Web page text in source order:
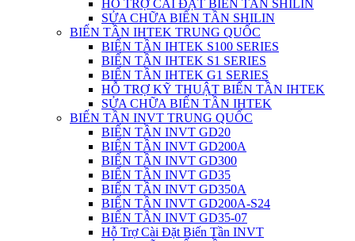
HỖ TRỢ CÀI ĐẶT BIẾN TẦN SHILIN
SỬA CHỮA BIẾN TẦN SHILIN
BIẾN TẦN IHTEK TRUNG QUỐC
BIẾN TẦN IHTEK S100 SERIES
BIẾN TẦN IHTEK S1 SERIES
BIẾN TẦN IHTEK G1 SERIES
HỖ TRỢ KỸ THUẬT BIẾN TẦN IHTEK
SỬA CHỮA BIẾN TẦN IHTEK
BIẾN TẦN INVT TRUNG QUỐC
BIẾN TẦN INVT GD20
BIẾN TẦN INVT GD200A
BIẾN TẦN INVT GD300
BIẾN TẦN INVT GD35
BIẾN TẦN INVT GD350A
BIẾN TẦN INVT GD200A-S24
BIẾN TẦN INVT GD35-07
Hỗ Trợ Cài Đặt Biến Tần INVT